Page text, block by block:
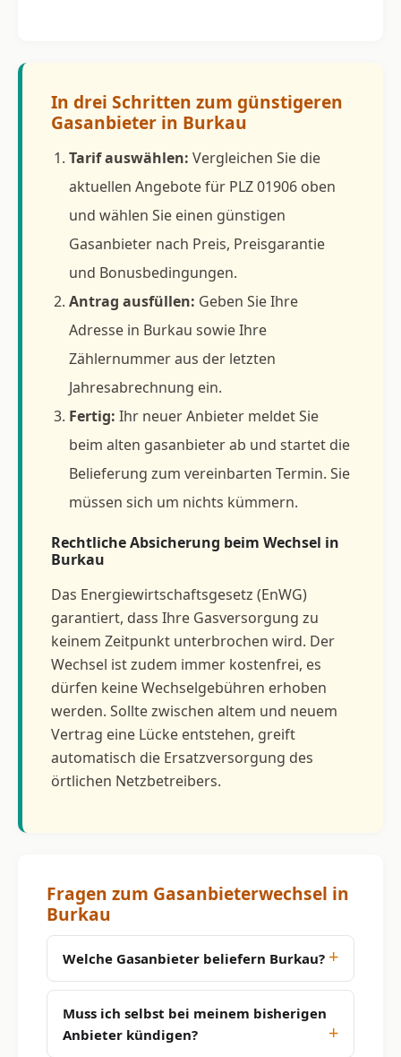
In drei Schritten zum günstigeren
Gasanbieter in Burkau
Tarif auswählen: Vergleichen Sie die
aktuellen Angebote für PLZ 01906 oben
und wählen Sie einen günstigen
Gasanbieter nach Preis, Preisgarantie
und Bonusbedingungen.
Antrag ausfüllen: Geben Sie Ihre
Adresse in Burkau sowie Ihre
Zählernummer aus der letzten
Jahresabrechnung ein.
Fertig: Ihr neuer Anbieter meldet Sie
beim alten gasanbieter ab und startet die
Belieferung zum vereinbarten Termin. Sie
müssen sich um nichts kümmern.
Rechtliche Absicherung beim Wechsel in
Burkau
Das Energiewirtschaftsgesetz (EnWG)
garantiert, dass Ihre Gasversorgung zu
keinem Zeitpunkt unterbrochen wird. Der
Wechsel ist zudem immer kostenfrei, es
dürfen keine Wechselgebühren erhoben
werden. Sollte zwischen altem und neuem
Vertrag eine Lücke entstehen, greift
automatisch die Ersatzversorgung des
örtlichen Netzbetreibers.
Fragen zum Gasanbieterwechsel in
Burkau
Welche Gasanbieter beliefern Burkau?
Muss ich selbst bei meinem bisherigen
Anbieter kündigen?